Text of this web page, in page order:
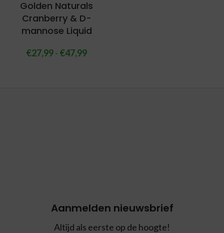
Golden Naturals
Cranberry & D-
mannose Liquid
€27,99- €47,99
Aanmelden nieuwsbrief
Altijd als eerste op de hoogte!